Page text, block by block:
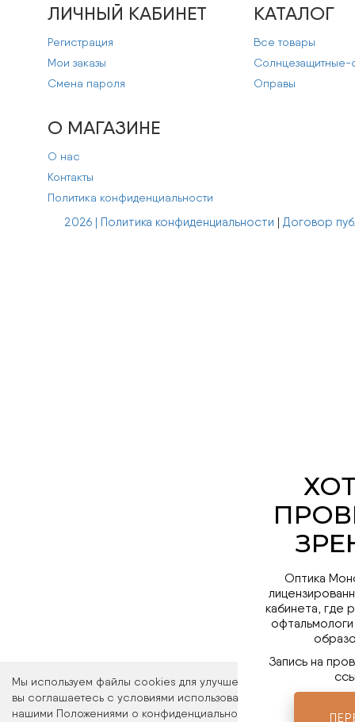
Мы используем файлы cookies для улучшения работы сайта.
вы соглашаетесь с условиями использования файлов cookies.
нашими Положениями о конфиденциальности и об
ЛИЧНЫЙ КАБИНЕТ
Регистрация
Мои заказы
Смена пароля
КАТАЛОГ
Все товары
Cолнцезащитные-
Оправы
О МАГАЗИНЕ
О нас
Контакты
Политика конфиденциальности
2026 | Политика конфиденциальности | Договор
Оптика
кабинета, где
Запись на